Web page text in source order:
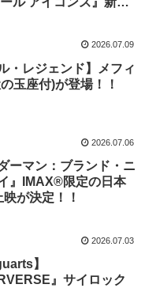
2026.07.09
・レジェンド】メフィ
玉座付)が登場！！
2026.07.06
ーマン：ブランド・ニ
』IMAX®限定の日本
が決定！！
2026.07.03
】
』サイロック